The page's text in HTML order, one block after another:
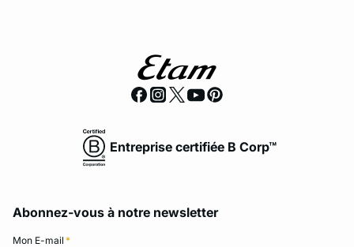
Entreprise certifiée B Corp™
Abonnez-vous à notre newsletter
Mon E-mail *